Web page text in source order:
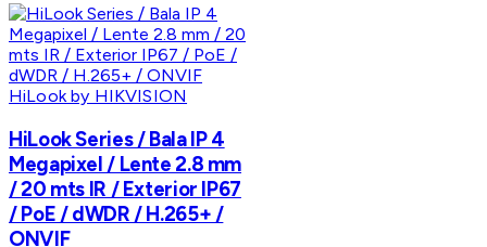
HiLook by HIKVISION
HiLook Series / Bala IP 4
Megapixel / Lente 2.8 mm
/ 20 mts IR / Exterior IP67
/ PoE / dWDR / H.265+ /
ONVIF